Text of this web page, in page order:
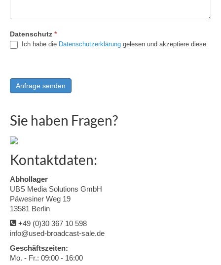
Datenschutz *
Ich habe die Datenschutzerklärung gelesen und akzeptiere diese.
Sie haben Fragen?
Kontaktdaten:
Abhollager
UBS Media Solutions GmbH
Päwesiner Weg 19
13581 Berlin
+49 (0)30 367 10 598
info@used-broadcast-sale.de
Geschäftszeiten:
Mo. - Fr.: 09:00 - 16:00